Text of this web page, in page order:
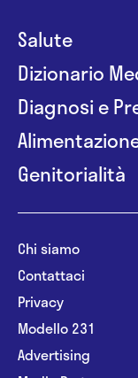
Salute
Dizionario
Diagnosi e
Genitorialità
Chi siamo
Contattaci
Privacy
Modello 231
Advertising